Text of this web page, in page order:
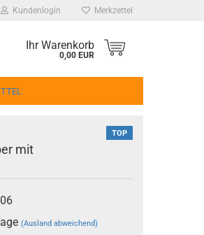
Kundenlogin Merkzettel
Ihr Warenkorb
0,00 EUR
TOP
mit
(Ausland abweichend)